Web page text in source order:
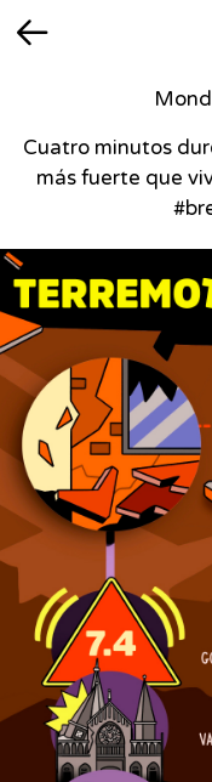
Cuatro minutos
más fuerte que